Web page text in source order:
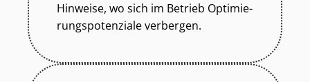
Hinweise, wo sich im Betrieb Op­ti­mie­
rungs­po­ten­zia­le verbergen.